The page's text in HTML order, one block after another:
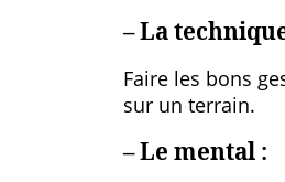
– La
Faire les bons
sur un terrain.
– Le mental :